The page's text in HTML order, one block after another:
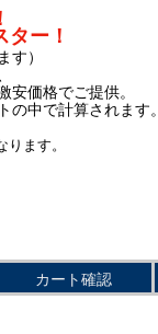
ー！
す）
安価格でご提供。
の中で計算されます。
ます。
カート確認